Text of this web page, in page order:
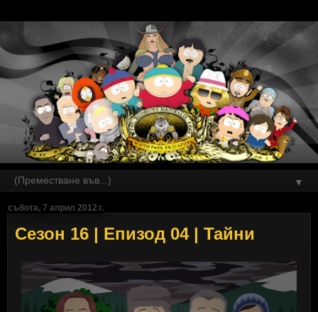
▼
събота, 7 април 2012 г.
Сезон 16 | Епизод 04 | Тайни